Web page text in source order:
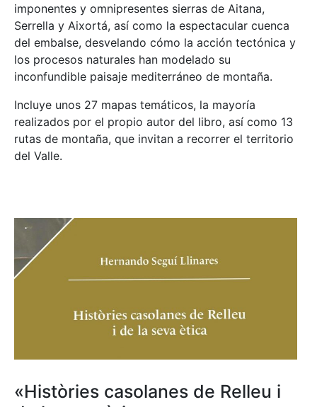
imponentes y omnipresentes sierras de Aitana,
Serrella y Aixortá, así como la espectacular cuenca
del embalse, desvelando cómo la acción tectónica y
los procesos naturales han modelado su
inconfundible paisaje mediterráneo de montaña.
Incluye unos 27 mapas temáticos, la mayoría
realizados por el propio autor del libro, así como 13
rutas de montaña, que invitan a recorrer el territorio
del Valle.
«Històries casolanes de Relleu i